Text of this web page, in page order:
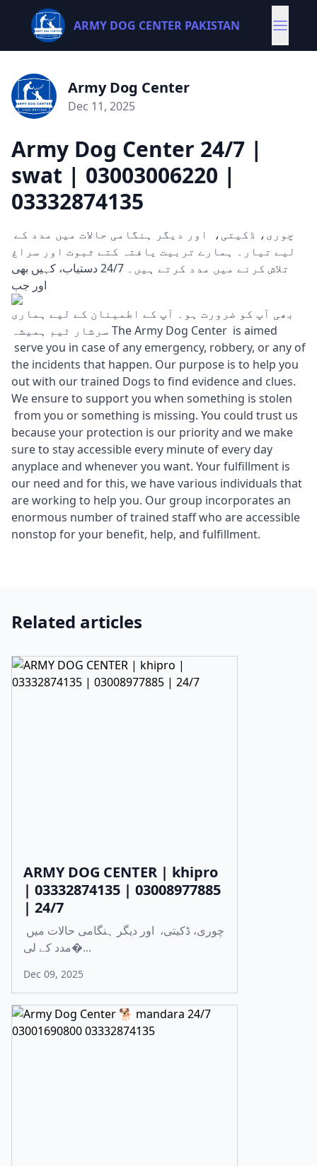
ARMY DOG CENTER PAKISTAN
Army Dog Center
Dec 11, 2025
Army Dog Center 24/7 |
swat | 03003006220 |
03332874135
لیے تیار۔ ہمارے تربیت یافتہ کتے ثبوت اور سراغ
تلاش کرنے میں مدد کرتے ہیں۔ 24/7 دستیاب، کہیں بھی
اور جب
بھی آپ کو ضرورت ہو۔ آپ کے اطمینان کے لیے ہماری
سرشار ٹیم ہمیشہ The Army Dog Center is aimed
serve you in case of any emergency, robbery, or any of
the incidents that happen. Our purpose is to help you
out with our trained Dogs to find evidence and clues.
We ensure to support you when something is stolen
from you or something is missing. You could trust us
because your protection is our priority and we make
sure to stay accessible every minute of every day
anyplace and whenever you want. Your fulfillment is
our need and for this, we have various individuals that
are working to help you. Our group incorporates an
enormous number of trained staff who are accessible
nonstop for your benefit, help, and fulfillment.
Related articles
ARMY DOG CENTER | khipro
| 03332874135 | 03008977885
| 24/7
مدد کے لی�...
Dec 09, 2025